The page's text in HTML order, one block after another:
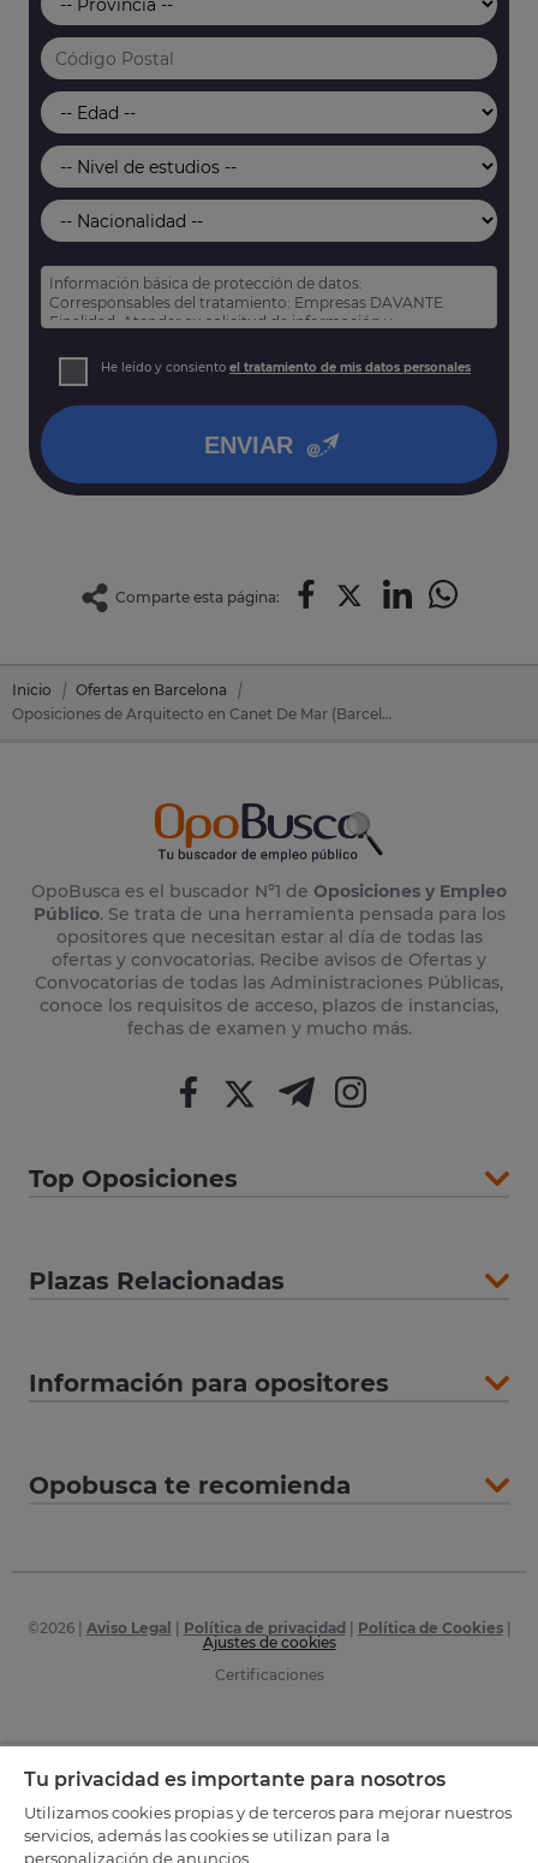
Información básica de protección de datos:
Corresponsables del tratamiento: Empresas DAVANTE
Finalidad: Atender su solicitud de información y
Derechos: Puede acceder, rectificar y suprimir sus datos,
así como otros derechos tal y como se explica en nuestra
He leído y consiento el tratamiento de mis datos personales
ENVIAR
Comparte esta página:
Inicio
Ofertas en Barcelona
Oposiciones de Arquitecto en Canet De Mar (Barcelona)
OpoBusca es el buscador Nº1 de Oposiciones y Empleo
Público. Se trata de una herramienta pensada para los
opositores que necesitan estar al día de todas las
ofertas y convocatorias. Recibe avisos de Ofertas y
Convocatorias de todas las Administraciones Públicas,
conoce los requisitos de acceso, plazos de instancias,
fechas de examen y mucho más.
Top Oposiciones
Plazas Relacionadas
Información para opositores
Opobusca te recomienda
©2026| Aviso Legal Política de privacidad Política de Cookies|
Ajustes de cookies
Certificaciones
Tu privacidad es importante para nosotros
Utilizamos cookies propias y de terceros para mejorar nuestros
servicios, además las cookies se utilizan para la
personalización de anuncios.